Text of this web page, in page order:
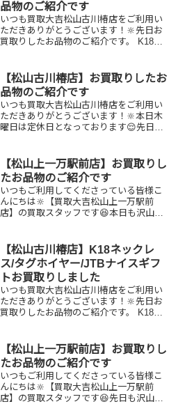
品物のご紹介です
いつも買取大吉松山古川椿店をご利用い
ただきありがとうございます！🔆先日お
買取りしたお品物のご紹介です。 K18サ
物はございませんか？そのお品物ぜひ！
買取大吉松山...
【松山古川椿店】お買取りしたお
品物のご紹介です
いつも買取大吉松山古川椿店をご利用い
ただきありがとうございます！🔆本日木
曜日は定休日となっております😌先日お
イヴィトンキーポル家で眠っているお品
物はございません...
【松山上一万駅前店】お買取りし
たお品物のご紹介です
いつもご利用してくださっている皆様こ
んにちは🔆【買取大吉松山上一万駅前
店】の買取スタッフです😆本日も沢山の
ストリップ K18パールトップ
Nikonカメラ...
【松山古川椿店】K18ネックレ
ス/タグホイヤー/JTBナイスギフ
トお買取りしました
いつも買取大吉松山古川椿店をご利用い
ただきありがとうございます！🔆先日お
買取りしたお品物のご紹介です。 K18ネ
か？ぜひ買取大吉松山古川椿店にお査定
させてください...
【松山上一万駅前店】お買取りし
たお品物のご紹介です
いつもご利用してくださっている皆様こ
んにちは🔆【買取大吉松山上一万駅前
店】の買取スタッフです😆先日も沢山の